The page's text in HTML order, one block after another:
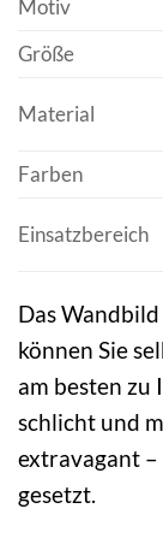
Motiv
Größe
Material
Farben
Einsatzbereich
Das
können Sie
am besten zu
schlicht und
extravagant –
gesetzt.